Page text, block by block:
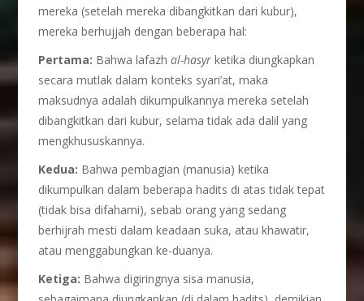
mereka (setelah mereka dibangkitkan dari kubur),
mereka berhujjah dengan beberapa hal:
Pertama: Bahwa lafazhal-hasyr ketika diungkapkan
secara mutlak dalam konteks syari’at, maka
maksudnya adalah dikumpulkannya mereka setelah
dibangkitkan dari kubur, selama tidak ada dalil yang
mengkhususkannya.
Kedua: Bahwa pembagian (manusia) ketika
dikumpulkan dalam beberapa hadits di atas tidak tepat
(tidak bisa difahami), sebab orang yang sedang
berhijrah mesti dalam keadaan suka, atau khawatir,
atau menggabungkan ke-duanya.
Ketiga: Bahwa digiringnya sisa manusia,